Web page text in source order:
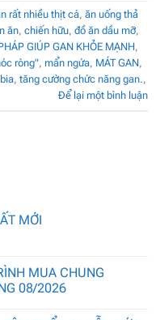
rất nhiều thịt cá, ăn uống thả
ăn, chiến hữu, đồ ăn dầu mỡ,
GIÚP GAN KHỎE MẠNH,
ròng", mẩn ngứa, MÁT GAN,
, tăng cường chức năng gan.,
Để lại một bình luận
MỚI
MUA CHUNG
08/2026